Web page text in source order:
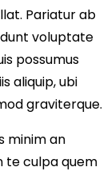
Pariatur ab
voluptate
possumus
aliquip, ubi
graviterque.
minim an
te culpa quem